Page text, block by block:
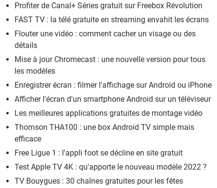
Profiter de Canal+ Séries gratuit sur Freebox Révolution
FAST TV : la télé gratuite en streaming envahit les écrans
Flouter une vidéo : comment cacher un visage ou des
détails
Mise à jour Chromecast : une nouvelle version pour tous
les modèles
Enregistrer écran : filmer l'affichage sur Android ou iPhone
Afficher l'écran d'un smartphone Android sur un téléviseur
Les meilleures applications gratuites de montage vidéo
Thomson THA100 : une box Android TV simple mais
efficace
Free Ligue 1 : l'appli foot se décline en site gratuit
Test Apple TV 4K : qu'apporte le nouveau modèle 2022 ?
TV Bouygues : 30 chaînes gratuites pour les fêtes